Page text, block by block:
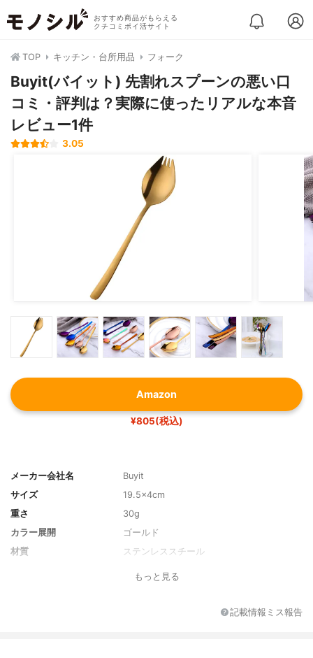
おすすめ商品がもらえる
クチコミポイ活サイト
TOP キッチン・台所用品 フォーク
Buyit(バイット) 先割れスプーンの悪い口
コミ・評判は？実際に使ったリアルな本音
レビュー1件
3.05
Amazon
¥805(税込)
メーカー会社名
Buyit
サイズ
19.5×4cm
重さ
30g
カラー展開
ゴールド
材質
ステンレススチール
もっと見る
記載情報ミス報告